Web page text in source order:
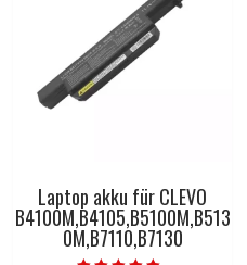
Laptop akku für CLEVO
B4100M,B4105,B5100M,B513
0M,B7110,B7130